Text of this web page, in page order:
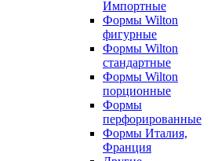
Импортные
Формы Wilton
фигурные
Формы Wilton
стандартные
Формы Wilton
порционные
Формы
перфорированные
Формы Италия,
Франция